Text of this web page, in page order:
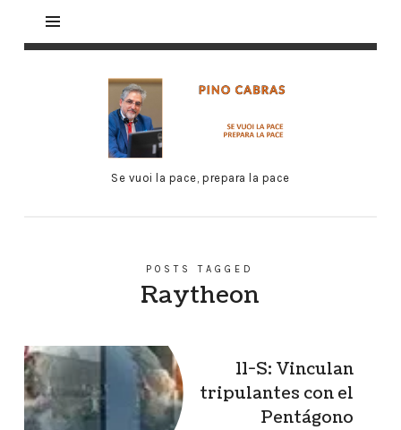
Se vuoi la pace, prepara la pace
POSTS TAGGED
Raytheon
11-S: Vinculan
tripulantes con el
Pentágono